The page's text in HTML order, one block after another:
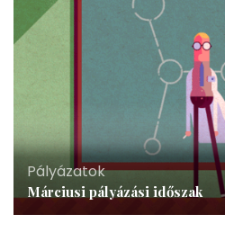
Pályázatok
Márciusi pályázási időszak